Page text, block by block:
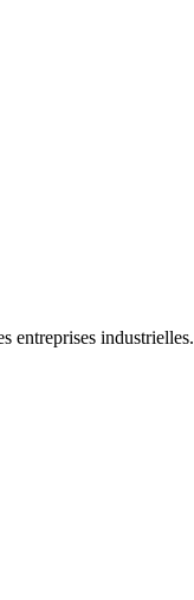
entreprises industrielles.